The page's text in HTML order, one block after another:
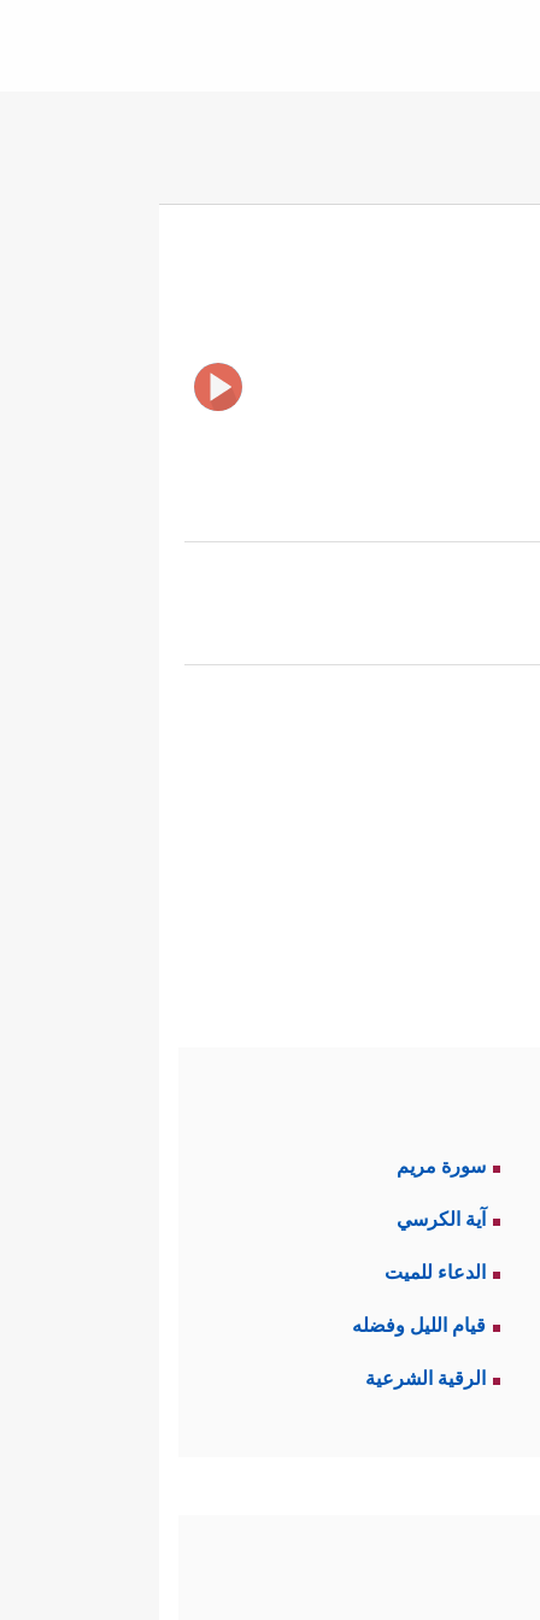
سورة مريم
آية الكرسي
الدعاء للميت
قيام الليل وفضله
الرقية الشرعية